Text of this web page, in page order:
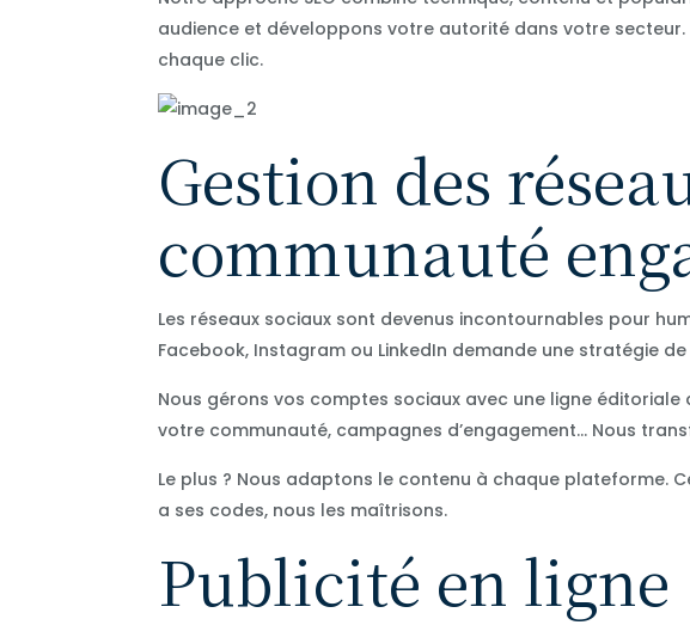
audience et développons votre autorité dans votre
chaque clic.
Gestion des
communauté
Les réseaux sociaux sont devenus incontournables pour
Facebook, Instagram ou LinkedIn demande une stratégie
Nous gérons vos comptes sociaux avec une ligne
votre communauté, campagnes d’engagement… Nous
Le plus ? Nous adaptons le contenu à chaque plateforme.
a ses codes, nous les maîtrisons.
Publicité en ligne